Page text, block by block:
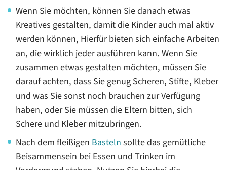
Wenn Sie möchten, können Sie danach etwas
Kreatives gestalten, damit die Kinder auch mal aktiv
werden können, Hierfür bieten sich einfache Arbeiten
an, die wirklich jeder ausführen kann. Wenn Sie
zusammen etwas gestalten möchten, müssen Sie
darauf achten, dass Sie genug Scheren, Stifte, Kleber
und was Sie sonst noch brauchen zur Verfügung
haben, oder Sie müssen die Eltern bitten, sich
Schere und Kleber mitzubringen.
Nach dem fleißigenBastelnsollte das gemütliche
Beisammensein bei Essen und Trinken im